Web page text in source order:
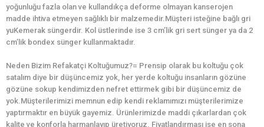
yoğunluğu fazla olan ve kullandıkça deforme olmayan kanserojen
madde ihtiva etmeyen sağlıklı bir malzemedir.Müşteri isteğine bağlı gri
yuKemerak süngerdir. Kol üstlerinde ise 3 cm’lik gri sert sünger ya da 2
cm’lik bondex sünger kullanmaktadır.
Neden Bizim Refakatçi Koltuğumuz?= Prensip olarak bu koltuğu çok
satalım diye bir düşüncemiz yok, her yerde koltuğu insanların gözüne
gözüne sokup kendimizden nefret ettirmek gibi bir düşüncemiz de
yok.Müşterilerimizi memnun edip kendi reklamımızı müşterilerimize
yaptırmaktır en büyük gayemiz. Ürünlerimizde maddi çıkarlardan çok
kalite ve konforla harmanlayıp üretiyoruz. Fiyatlandırması ise en sona